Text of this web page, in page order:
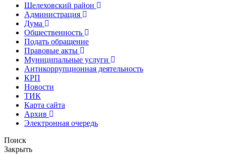
Шелеховский район
Администрация
Дума
Общественность
Подать обращение
Правовые акты
Муниципальные услуги
Антикоррупционная деятельность
КРП
Новости
ТИК
Карта сайта
Архив
Электронная очередь
Поиск
Закрыть